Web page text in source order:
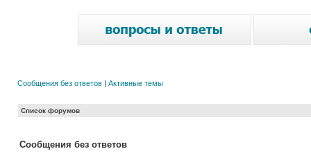
Сообщения без ответов | Активные темы
Список форумов
Сообщения без ответов